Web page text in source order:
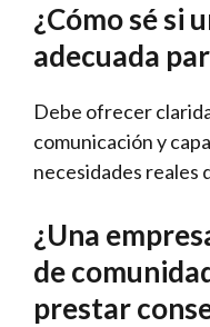
¿Cómo sé si
adecuada
Debe ofrecer
comunicación y
necesidades reales
¿Una
de
prestar